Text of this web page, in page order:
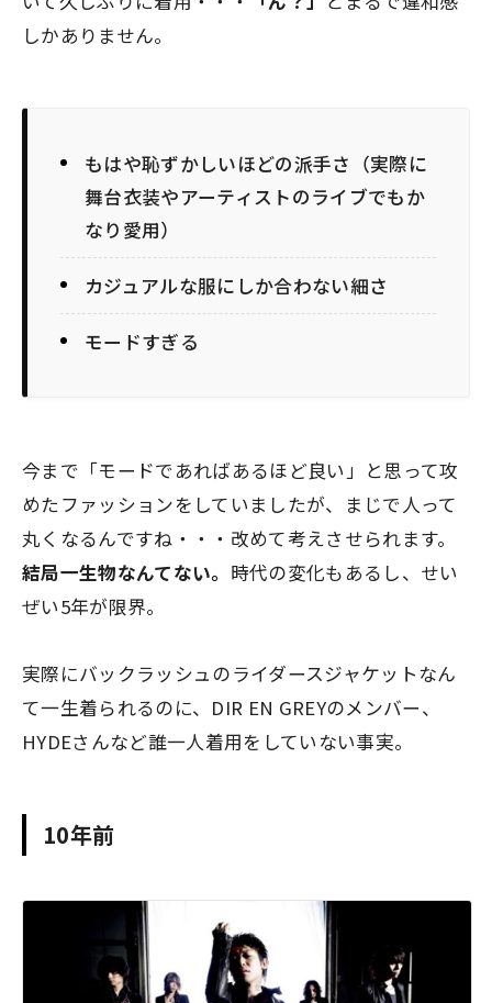
しかありません。
もはや恥ずかしいほどの派手さ（実際に
舞台衣装やアーティストのライブでもか
なり愛用）
カジュアルな服にしか合わない細さ
モードすぎる
今まで「モードであればあるほど良い」と思って攻
めたファッションをしていましたが、まじで人って
丸くなるんですね・・・改めて考えさせられます。
結局一生物なんてない。 時代の変化もあるし、せい
ぜい5年が限界。
実際にバックラッシュのライダースジャケットなん
て一生着られるのに、DIR EN GREYのメンバー、
HYDEさんなど誰一人着用をしていない事実。
10年前